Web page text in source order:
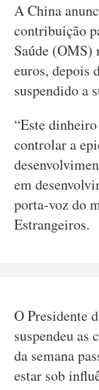
A China
contribuição
Saúde (OMS)
euros, depois
suspendido a
“Este
controlar a
em
porta-voz do
Estrangeiros.
O Presidente
suspendeu
da semana
estar sob